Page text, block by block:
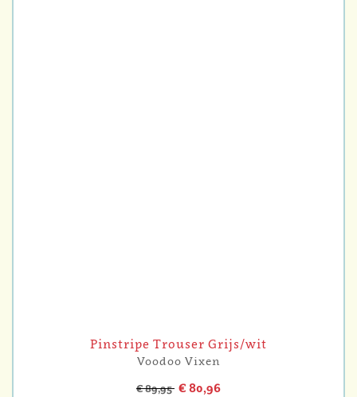
Pinstripe Trouser Grijs/wit
Voodoo Vixen
€ 89,95 € 80,96